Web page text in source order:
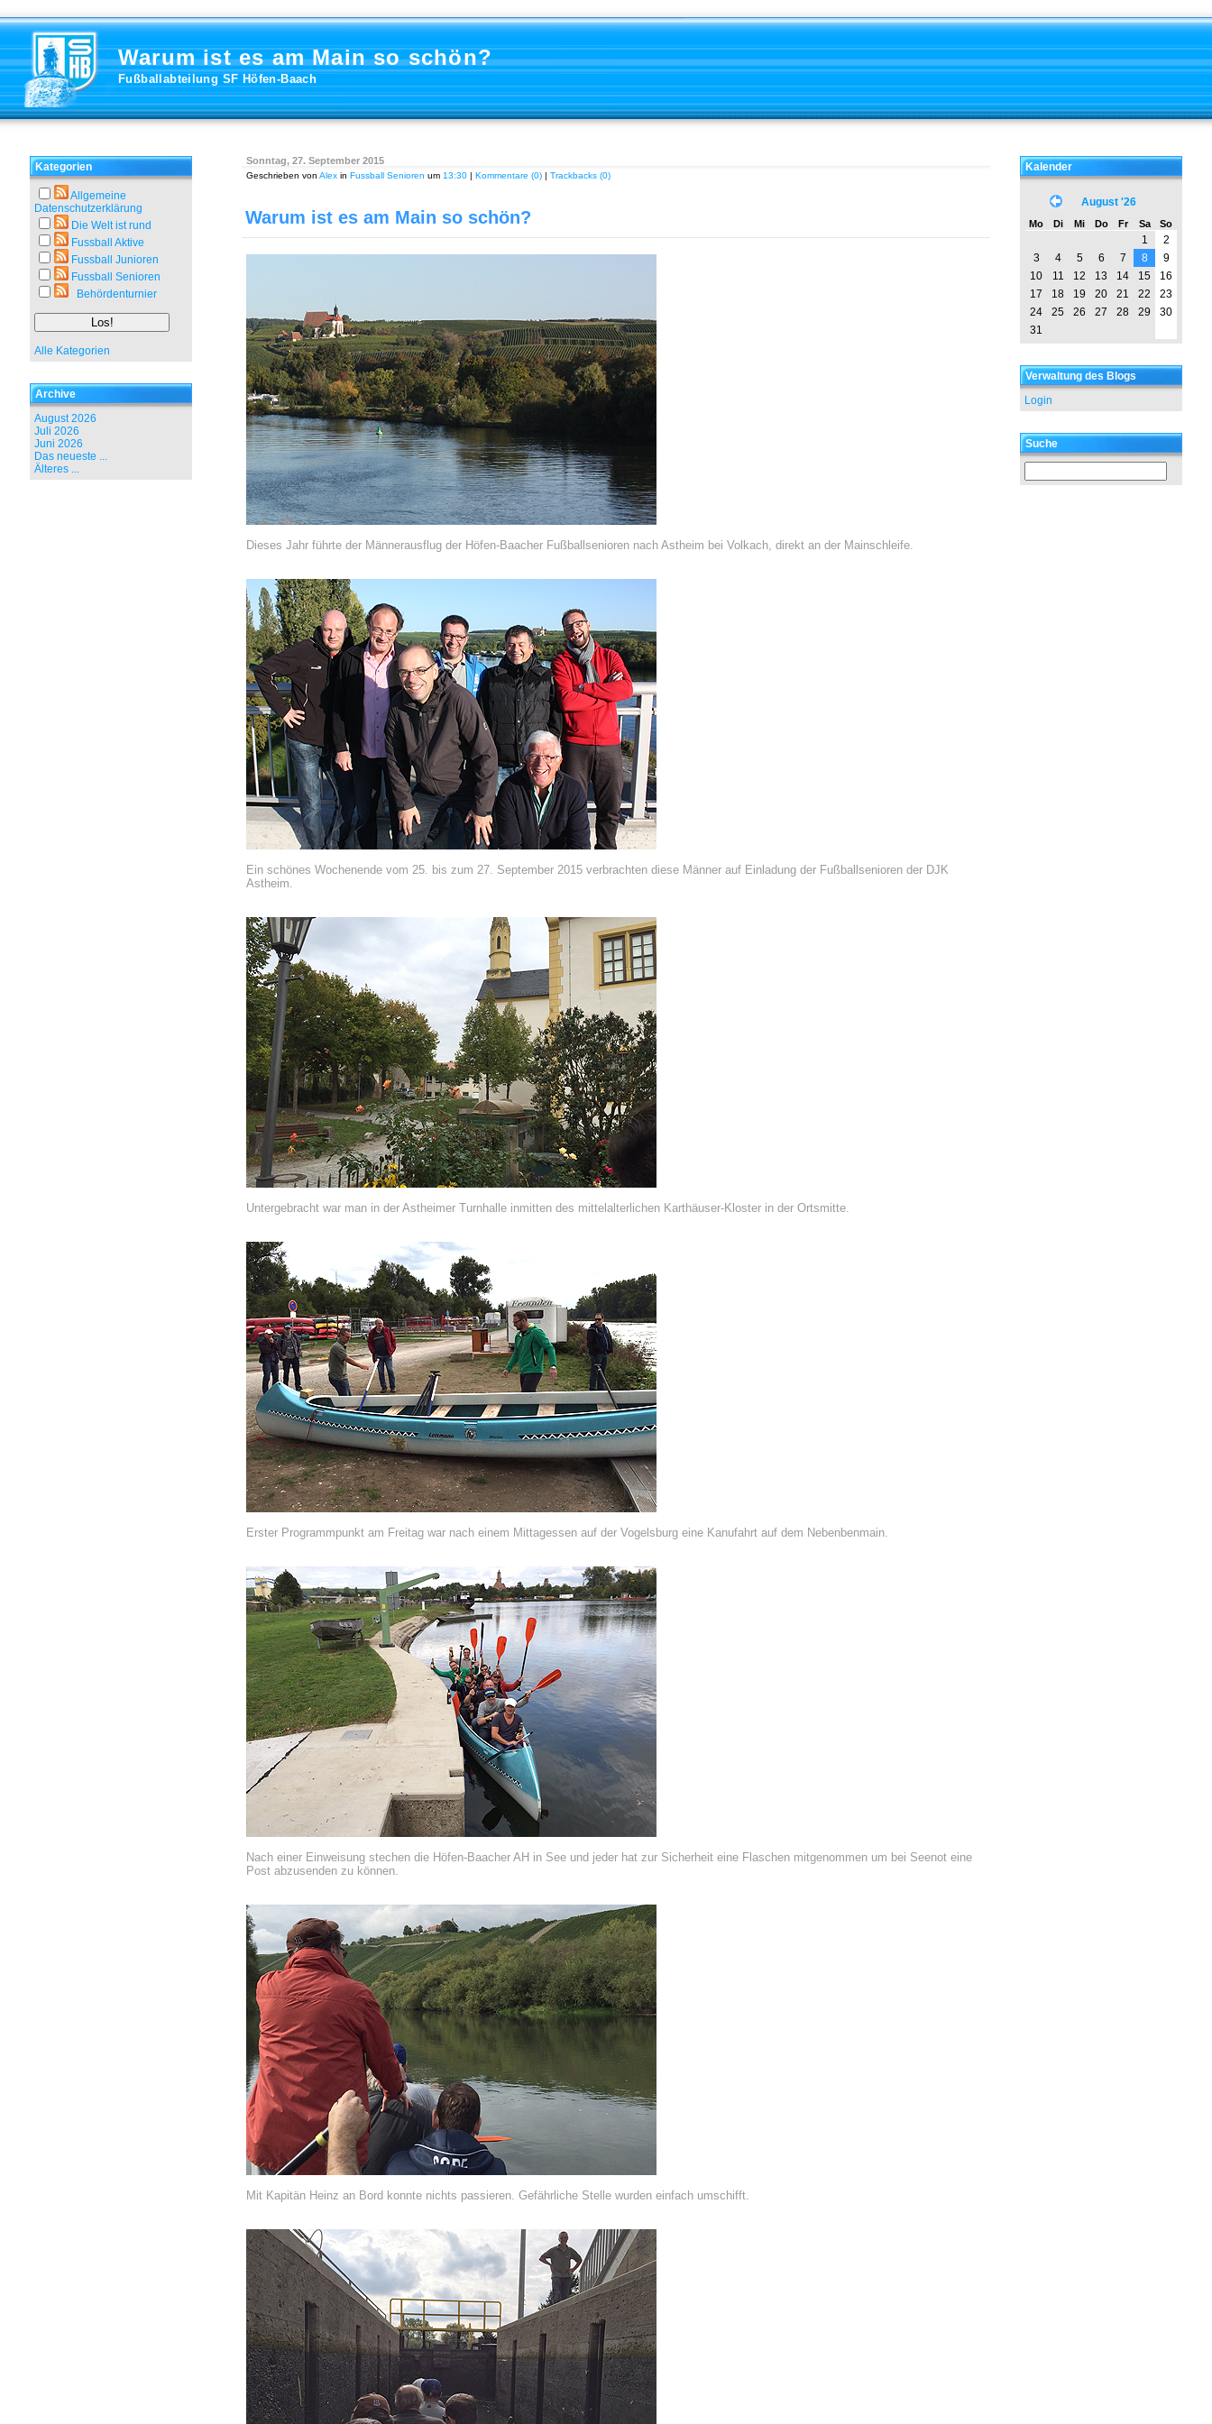
Warum ist es am Main so schön?
Fußballabteilung SF Höfen-Baach
Kategorien
Allgemeine
Datenschutzerklärung
Die Welt ist rund
Fussball Aktive
Fussball Junioren
Fussball Senioren
Behördenturnier
Alle Kategorien
Archive
August 2026
Juli 2026
Juni 2026
Das neueste ...
Älteres ...
Sonntag, 27. September 2015
Geschrieben von Alex in Fussball Senioren um 13:30 | Kommentare (0) | Trackbacks (0)
Warum ist es am Main so schön?
Dieses Jahr führte der Männerausflug der Höfen-Baacher Fußballsenioren nach Astheim bei Volkach, direkt an der Mainschleife.
Ein schönes Wochenende vom 25. bis zum 27. September 2015 verbrachten diese Männer auf Einladung der Fußballsenioren der DJK
Astheim.
Untergebracht war man in der Astheimer Turnhalle inmitten des mittelalterlichen Karthäuser-Kloster in der Ortsmitte.
Erster Programmpunkt am Freitag war nach einem Mittagessen auf der Vogelsburg eine Kanufahrt auf dem Nebenbenmain.
Nach einer Einweisung stechen die Höfen-Baacher AH in See und jeder hat zur Sicherheit eine Flaschen mitgenommen um bei Seenot eine
Post abzusenden zu können.
Mit Kapitän Heinz an Bord konnte nichts passieren. Gefährliche Stelle wurden einfach umschifft.
Kalender
August '26
Mo Di Mi Do Fr Sa So
1
2
3
4 5 6 7 8
9
10
11 12 13 14 15
16
17
18 19 20 21 22
23
24
25 26 27 28 29
30
31
Verwaltung des Blogs
Login
Suche